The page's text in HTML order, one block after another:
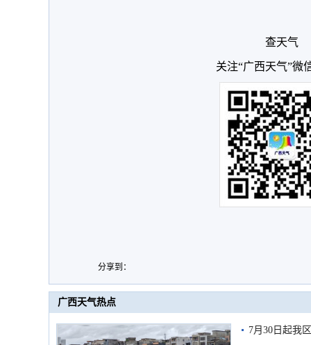
查天气
关注“广西天气”微
分享到：
广西天气热点
7月30日起我